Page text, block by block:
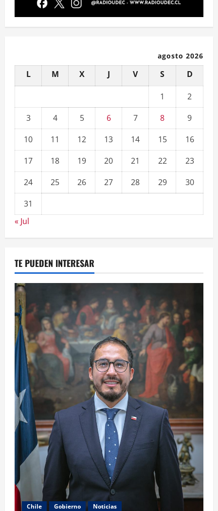
agosto 2026
L M X J V S D
1
2
3
4 5 6 7 8
9
10
11 12 13 14 15
16
17
18 19 20 21 22
23
24
25 26 27 28 29
30
31
« Jul
TE PUEDEN INTERESAR
Chile Gobierno Noticias